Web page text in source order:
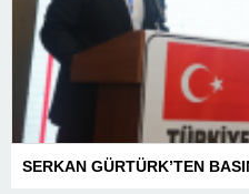
SERKAN GÜRTÜRK’TEN